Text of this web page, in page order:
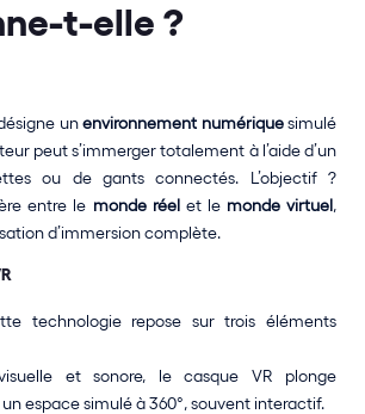
t-elle ?
un environnement numérique simulé
peut s’immerger totalement à l’aide d’un
ou de gants connectés. L’objectif ?
entre le monde réel et le monde virtuel,
d’immersion complète.
technologie repose sur trois éléments
et sonore, le casque VR plonge
un espace simulé à 360°, souvent interactif.